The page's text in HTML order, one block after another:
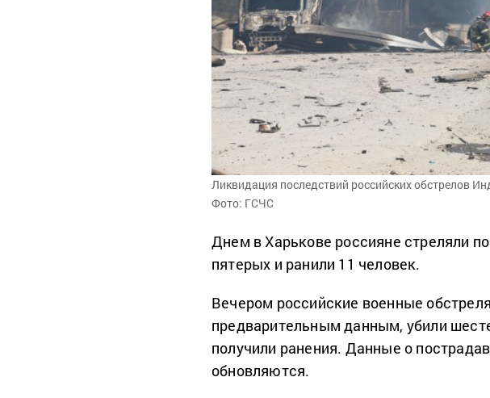
Ликвидация последствий российских обстрелов
Фото: ГСЧС
Днем в Харькове россияне стреляли
пятерых и ранили 11 человек.
Вечером российские военные
предварительным данным, убили
получили ранения. Данные о
обновляются.